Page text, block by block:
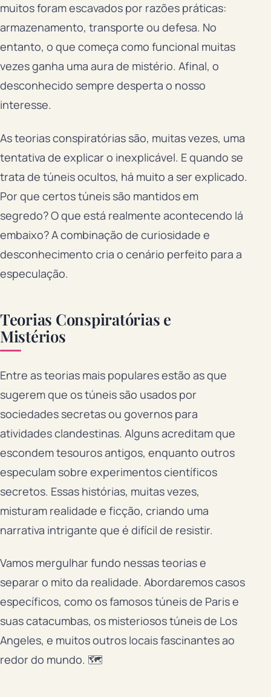
muitos foram escavados por razões práticas:
armazenamento, transporte ou defesa. No
entanto, o que começa como funcional muitas
vezes ganha uma aura de mistério. Afinal, o
desconhecido sempre desperta o nosso
interesse.
As teorias conspiratórias são, muitas vezes, uma
tentativa de explicar o inexplicável. E quando se
trata de túneis ocultos, há muito a ser explicado.
Por que certos túneis são mantidos em
segredo? O que está realmente acontecendo lá
embaixo? A combinação de curiosidade e
desconhecimento cria o cenário perfeito para a
especulação.
Teorias Conspiratórias e
Mistérios
Entre as teorias mais populares estão as que
sugerem que os túneis são usados por
sociedades secretas ou governos para
atividades clandestinas. Alguns acreditam que
escondem tesouros antigos, enquanto outros
especulam sobre experimentos científicos
secretos. Essas histórias, muitas vezes,
misturam realidade e ficção, criando uma
narrativa intrigante que é difícil de resistir.
Vamos mergulhar fundo nessas teorias e
separar o mito da realidade. Abordaremos casos
específicos, como os famosos túneis de Paris e
suas catacumbas, os misteriosos túneis de Los
Angeles, e muitos outros locais fascinantes ao
redor do mundo. 🗺️